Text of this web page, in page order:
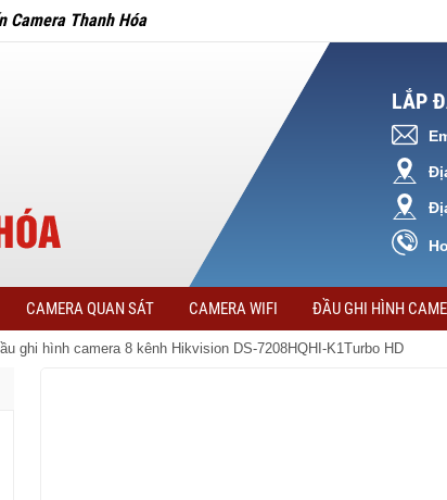
Camera Thanh Hóa
LẮP
CAMERA QUAN SÁT CAMERA WIFI ĐẦU GHI HÌNH
Đầu ghi hình camera 8 kênh Hikvision DS-7208HQHI-K1Turbo HD